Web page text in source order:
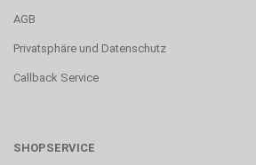
AGB
Privatsphäre und Datenschutz
Callback Service
SHOPSERVICE